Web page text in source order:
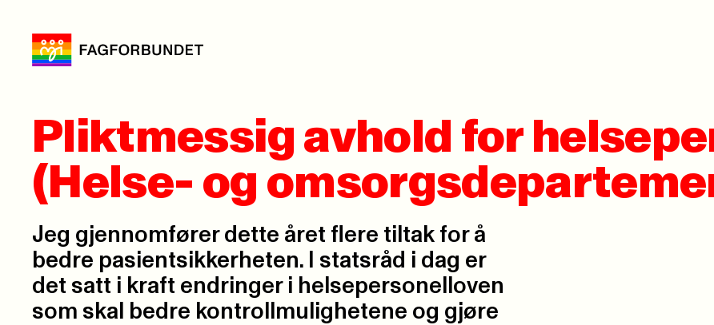
Pliktmessig avhold for
(Helse- og
Jeg gjennomfører dette året flere tiltak for å
bedre pasientsikkerheten. I statsråd i dag er
det satt i kraft endringer i helsepersonelloven
som skal bedre kontrollmulighetene og gjøre